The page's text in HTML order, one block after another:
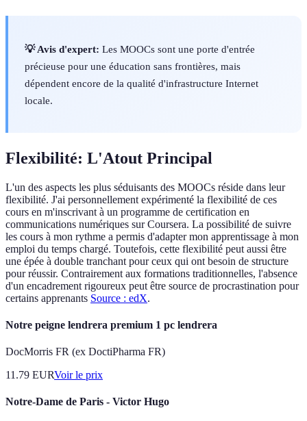
💡 Avis d'expert: Les MOOCs sont une porte d'entrée
précieuse pour une éducation sans frontières, mais
dépendent encore de la qualité d'infrastructure Internet
locale.
Flexibilité: L'Atout Principal
L'un des aspects les plus séduisants des MOOCs réside dans leur
flexibilité. J'ai personnellement expérimenté la flexibilité de ces
cours en m'inscrivant à un programme de certification en
communications numériques sur Coursera. La possibilité de suivre
les cours à mon rythme a permis d'adapter mon apprentissage à mon
emploi du temps chargé. Toutefois, cette flexibilité peut aussi être
une épée à double tranchant pour ceux qui ont besoin de structure
pour réussir. Contrairement aux formations traditionnelles, l'absence
d'un encadrement rigoureux peut être source de procrastination pour
certains apprenants Source : edX.
Notre peigne lendrera premium 1 pc lendrera
DocMorris FR (ex DoctiPharma FR)
11.79 EURVoir le prix
Notre-Dame de Paris - Victor Hugo